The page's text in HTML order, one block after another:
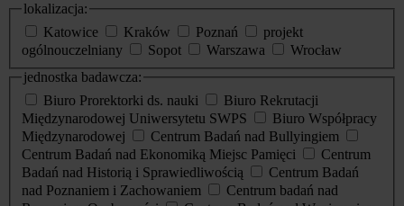
lokalizacja:
Katowice
Kraków Poznań
projekt
ogólnouczelniany
Sopot Warszawa
Wrocław
jednostka badawcza:
Biuro Prorektorki ds. nauki
Biuro Rekrutacji
Międzynarodowej Uniwersytetu SWPS
Biuro Współpracy
Międzynarodowej
Centrum Badań nad Bullyingiem
Centrum Badań nad Ekonomiką Miejsc Pamięci
Centrum
Badań nad Historią i Sprawiedliwością
Centrum Badań
nad Poznaniem i Zachowaniem
Centrum badań nad